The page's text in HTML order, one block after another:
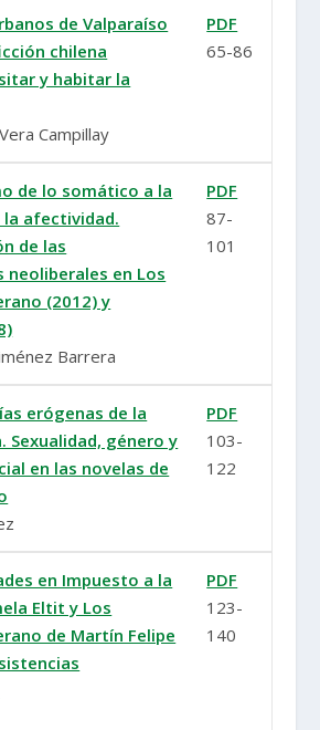
de Valparaíso
chilena
y habitar la
Campillay
PDF
65-86
de lo somático a la
afectividad.
de las
neoliberales en Los
(2012) y
Barrera
PDF
87-
101
erógenas de la
Sexualidad, género y
en las novelas de
PDF
103-
122
en Impuesto a la
Eltit y Los
de Martín Felipe
PDF
123-
140